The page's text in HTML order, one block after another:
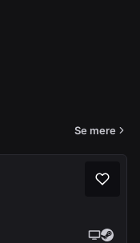
Se mere